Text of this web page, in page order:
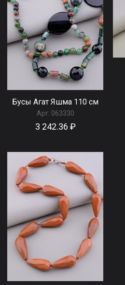
Бусы Агат Яшма 110 см
Арт: 063330
3 242.36 ₽